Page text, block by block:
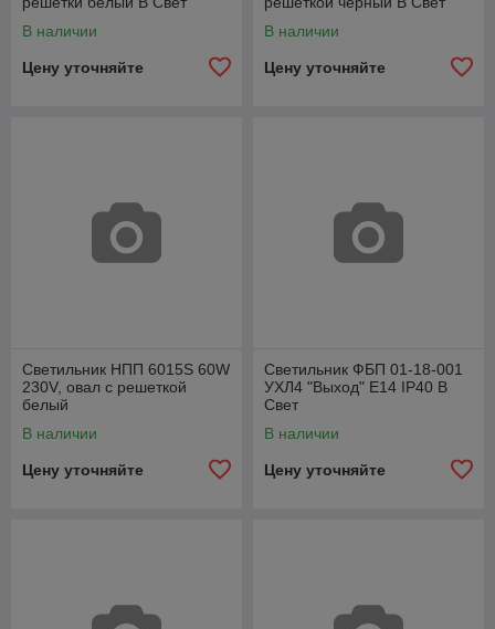
В наличии
Цену уточняйте
В наличии
Цену уточняйте
Светильник НПП 6015S 60W
230V, овал с решеткой
белый
В наличии
Цену уточняйте
Светильник ФБП 01-18-001
УХЛ4 "Выход" E14 IP40 В
Свет
В наличии
Цену уточняйте